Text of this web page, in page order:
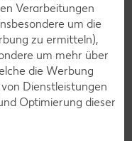
Verarbeitungen
um die
zu ermitteln),
um mehr über
die Werbung
Dienstleistungen
Optimierung dieser